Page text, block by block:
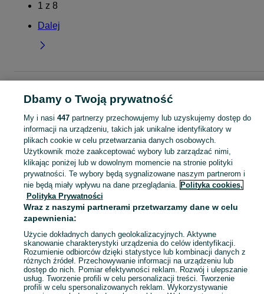
1 z 8
Dalej
Mazowieckie
Komplety - Płock
KATEGORIA
garnitur dla dziewczynki spodnie dzwony dla dziewczynki strój Zobacz
Mapa kategorii
Mapa miejscowości
Mapa ministron
Popularne wyszukiwania
Dbamy o Twoją prywatność
My i nasi 447partnerzy przechowujemy lub uzyskujemy dostęp do
informacji na urządzeniu, takich jak unikalne identyfikatory w
plikach cookie w celu przetwarzania danych osobowych.
Użytkownik może zaakceptować wybory lub zarządzać nimi,
klikając poniżej lub w dowolnym momencie na stronie polityki
prywatności. Te wybory będą sygnalizowane naszym partnerom i
nie będą miały wpływu na dane przeglądania. Polityka cookies,
Polityka Prywatności
Wraz z naszymi partnerami przetwarzamy dane w celu
zapewnienia:
Użycie dokładnych danych geolokalizacyjnych. Aktywne
skanowanie charakterystyki urządzenia do celów identyfikacji.
Rozumienie odbiorców dzięki statystyce lub kombinacji danych z
różnych źródeł. Przechowywanie informacji na urządzeniu lub
dostęp do nich. Pomiar efektywności reklam. Rozwój i ulepszanie
usług. Tworzenie profili w celu personalizacji treści. Tworzenie
profili w celu spersonalizowanych reklam. Wykorzystywanie